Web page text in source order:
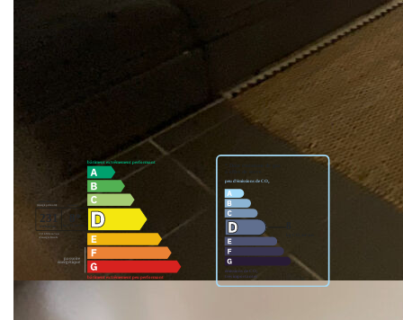
Nous contacter
Diagnostics énergétiques